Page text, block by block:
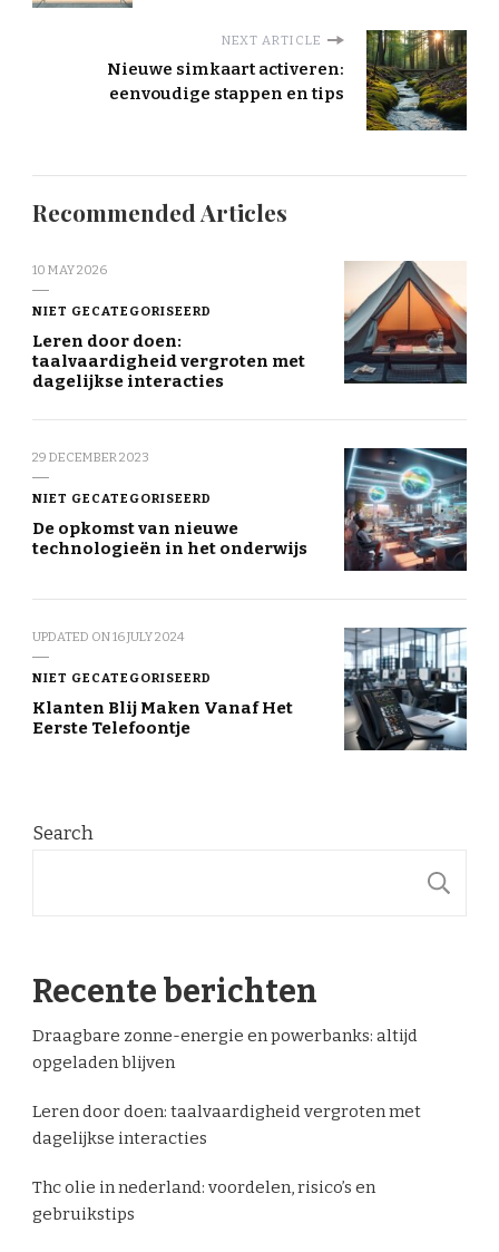
NEXT ARTICLE
Nieuwe simkaart activeren:
eenvoudige stappen en tips
Recommended Articles
10 MAY 2026
NIET GECATEGORISEERD
Leren door doen:
taalvaardigheid vergroten met
dagelijkse interacties
29 DECEMBER 2023
NIET GECATEGORISEERD
De opkomst van nieuwe
technologieën in het onderwijs
UPDATED ON16 JULY 2024
NIET GECATEGORISEERD
Klanten Blij Maken Vanaf Het
Eerste Telefoontje
Search
Recente berichten
Draagbare zonne-energie en powerbanks: altijd
opgeladen blijven
Leren door doen: taalvaardigheid vergroten met
dagelijkse interacties
Thc olie in nederland: voordelen, risico’s en
gebruikstips